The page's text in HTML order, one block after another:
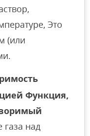
Это
(или
Функция,
газа над